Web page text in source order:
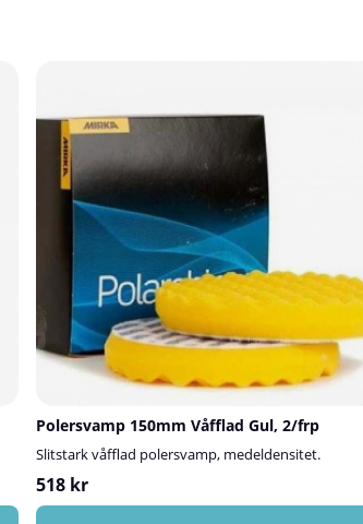
Polersvamp 150mm Våfflad Gul, 2/frp
Slitstark våfflad polersvamp, medeldensitet.
518 kr